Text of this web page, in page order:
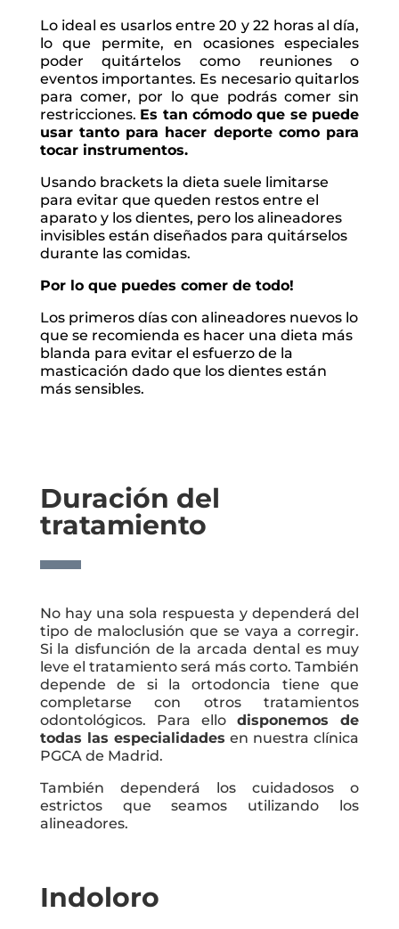
Lo ideal es usarlos entre 20 y 22 horas al día,
lo que permite, en ocasiones especiales
poder quitártelos como reuniones o
eventos importantes. Es necesario quitarlos
para comer, por lo que podrás comer sin
restricciones. Es tan cómodo que se puede
usar tanto para hacer deporte como para
tocar instrumentos.
Usando brackets la dieta suele limitarse
para evitar que queden restos entre el
aparato y los dientes, pero los alineadores
invisibles están diseñados para quitárselos
durante las comidas.
Por lo que puedes comer de todo!
Los primeros días con alineadores nuevos lo
que se recomienda es hacer una dieta más
blanda para evitar el esfuerzo de la
masticación dado que los dientes están
más sensibles.
Duración del
tratamiento
No hay una sola respuesta y dependerá del
tipo de maloclusión que se vaya a corregir.
Si la disfunción de la arcada dental es muy
leve el tratamiento será más corto. También
depende de si la ortodoncia tiene que
completarse con otros tratamientos
odontológicos. Para ellodisponemos de
todas las especialidades en nuestra clínica
PGCA de Madrid.
También dependerá los cuidadosos o
estrictos que seamos utilizando los
alineadores.
Indoloro